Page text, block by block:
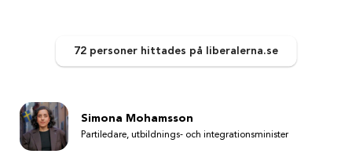
72 personer hittades på liberalerna.se
Simona Mohamsson
Partiledare, utbildnings- och integrationsminister